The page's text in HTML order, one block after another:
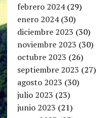
febrero 2024(29)
enero 2024(30)
diciembre 2023 (30)
noviembre 2023 (30)
octubre 2023 (26)
septiembre 2023 (27)
agosto 2023 (30)
julio 2023 (23)
junio 2023 (21)